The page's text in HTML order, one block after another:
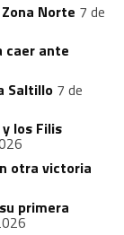
Norte 7 de
caer ante
Saltillo 7 de
los Filis
otra victoria
primera